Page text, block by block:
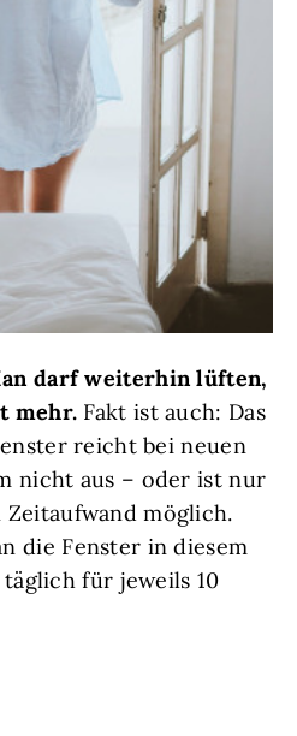
darf weiterhin lüften,
mehr. Fakt ist auch: Das
reicht bei neuen
nicht aus – oder ist nur
möglich.
die Fenster in diesem
für jeweils 10